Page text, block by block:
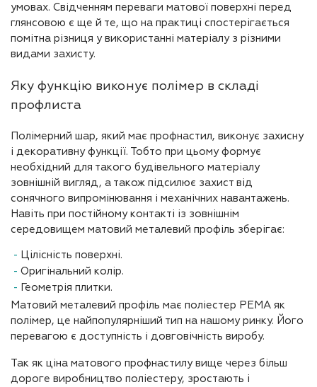
умовах. Свідченням переваги матової поверхні перед
глянсовою є ще й те, що на практиці спостерігається
помітна різниця у використанні матеріалу з різними
видами захисту.
Яку функцію виконує полімер в складі
профлиста
Полімерний шар, який має профнастил, виконує захисну
і декоративну функції. Тобто при цьому формує
необхідний для такого будівельного матеріалу
зовнішній вигляд, а також підсилює захист від
сонячного випромінювання і механічних навантажень.
Навіть при постійному контакті із зовнішнім
середовищем матовий металевий профіль зберігає:
Цілісність поверхні.
Оригінальний колір.
Геометрія плитки.
Матовий металевий профіль має поліестер PEMA як
полімер, це найпопулярніший тип на нашому ринку. Його
перевагою є доступність і довговічність виробу.
Так як ціна матового профнастилу вище через більш
дороге виробництво поліестеру, зростають і